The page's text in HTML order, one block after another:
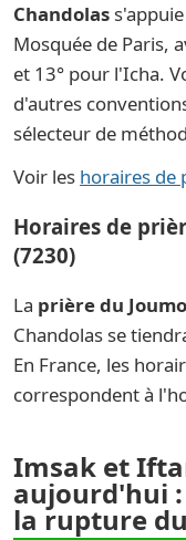
Chandolas
Mosquée de Paris,
et 13° pour l'Icha.
d'autres
sélecteur de
Voir les horaires de
Horaires de
(7230)
La prière du
Chandolas se
En France, les
correspondent à
Imsak et
aujourd'hui
la rupture